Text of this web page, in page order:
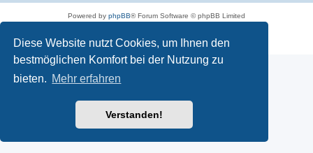
Diese Website nutzt Cookies, um Ihnen den
bestmöglichen Komfort bei der Nutzung zu
bieten. Mehr erfahren
Verstanden!
Powered by phpBB® Forum Software © phpBB Limited
Datenschutz|Nutzungsbedingungen